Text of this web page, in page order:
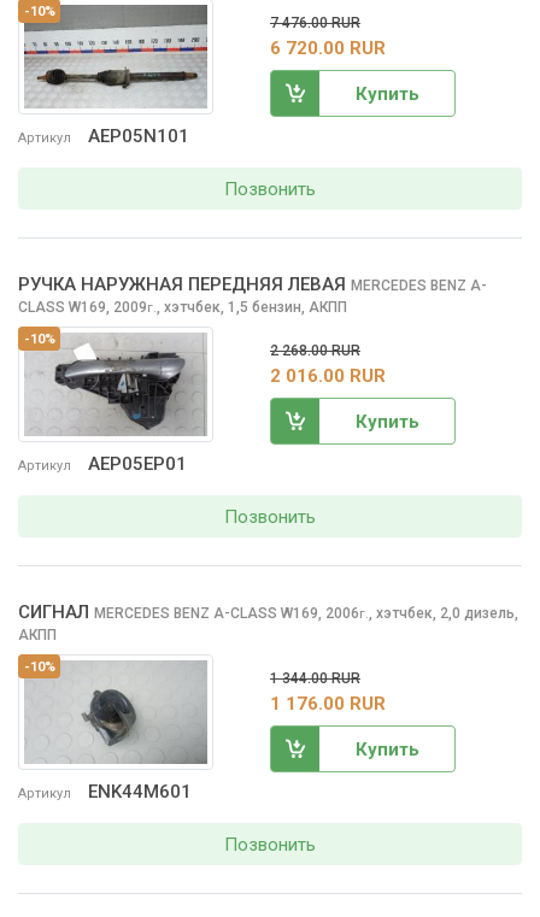
-10%
Артикул AEP05N101
7 476.00 RUR
6 720.00 RUR
Купить
Позвонить
-10%
Артикул AEP05EP01
РУЧКА НАРУЖНАЯ ПЕРЕДНЯЯ ЛЕВАЯ MERCEDES BENZ A-
CLASS W169, 2009г., хэтчбек, 1,5 бензин, АКПП
2 268.00 RUR
2 016.00 RUR
Купить
Позвонить
-10%
Артикул ENK44M601
СИГНАЛ MERCEDES BENZ A-CLASS W169, 2006г., хэтчбек, 2,0 дизель,
АКПП
1 344.00 RUR
1 176.00 RUR
Купить
Позвонить